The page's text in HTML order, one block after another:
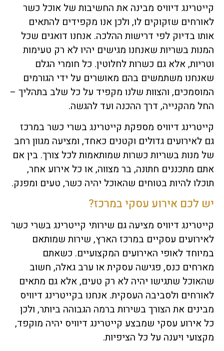
קייטרינג דיוויס מבינה את החשיבות של אוכל כשר
לאורחים שזקוקים לו, ולכן אנו מקפידים להתאים
אותו בדיוק לפי דרישות ההלכה. אנחנו דואגים שכל
המנות בשריות שאנחנו מגישים יהיו לא רק טעימות
וטריות, אלא גם כשרות לחלוטין. כל חומרי הגלם
שאנחנו משתמשים בהם מאושרים על ידי הגורמים
המוסמכים, והצוות שלנו מקפיד על כל שלב בתהליך –
החל מהקנייה, דרך ההכנה ועד להגשה.
קייטרינג דיוויס מספקת קייטרינג בשרי כשר במרכז
גם לאירועים גדולים וקטנים כאחד, ומציעה מגוון רחב
של מנות בשריות כשרות שמותאמות לכל צורך. בין אם
אתם מתכננים חתונה, בר מצווה, או כל אירוע אחר,
תוכלו להיות בטוחים שהאוכל יהיה כשר, טעים ומפנק.
יש לכם אירוע עסקי במרכז?
קייטרינג דיוויס מציעה גם שירותי קייטרינג בשרי כשר
לאירועים עסקיים במרכז הארץ, שירות שמותאם
במיוחד לאופי האירועים המקצועיים. כשאתם
מארחים כנס, פגישה עסקית או ערב גאלה, חשוב
שהאוכל שתגישו יהיה לא רק טעים, אלא גם מתאים
לאורחים ולסביבה העסקית. אנחנו בקייטרינג דיוויס
מבינים את הצורך בשירות ברמה הגבוהה ביותר, ולכן
כל אירוע עסקי שמבצע קייטרינג דיוויס יהיה מוקפד,
מקצועי ויענה על כל הציפיות.